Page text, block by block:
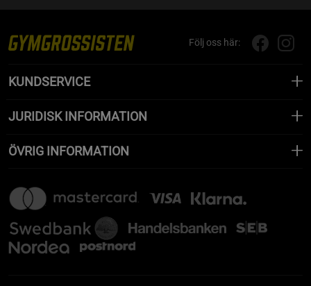
Följ oss här:
KUNDSERVICE
JURIDISK INFORMATION
ÖVRIG INFORMATION